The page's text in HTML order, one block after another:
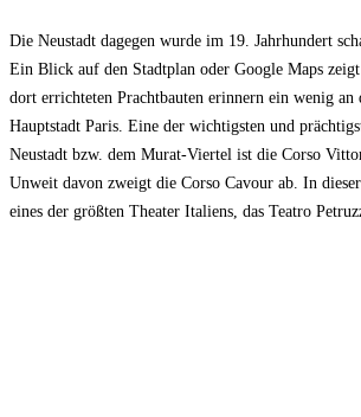
Die Neustadt dagegen wurde im 19. Jahrhundert
Ein Blick auf den Stadtplan oder Google Maps
dort errichteten Prachtbauten erinnern ein wenig an
Hauptstadt Paris. Eine der wichtigsten und
Neustadt bzw. dem Murat-Viertel ist die Corso
Unweit davon zweigt die Corso Cavour ab. In
eines der größten Theater Italiens, das Teatro